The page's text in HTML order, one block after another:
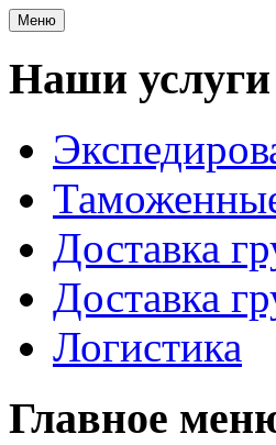
Меню
Наши услуги
Доставка
Доставка
Логистика
Главное